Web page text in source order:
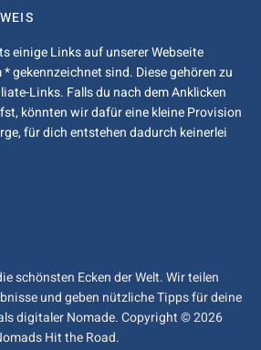
einige Links auf unserer Webseite
gekennzeichnet sind. Diese gehören zu
Links. Falls du nach dem Anklicken
könnten wir dafür eine kleine Provision
für dich entstehen dadurch keinerlei
schönsten Ecken der Welt. Wir teilen
und geben nützliche Tipps für deine
digitaler Nomade. Copyright © 2026
Hit the Road.